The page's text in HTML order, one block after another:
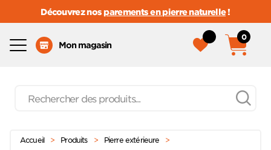
Découvrez nosparements en pierre naturelle!
Mon magasin
0
contenu
Menu
Accueil > Produits > Pierre extérieure
>